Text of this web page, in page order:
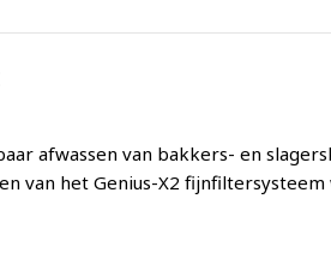
afwassen van bakkers- en
van het Genius-X2